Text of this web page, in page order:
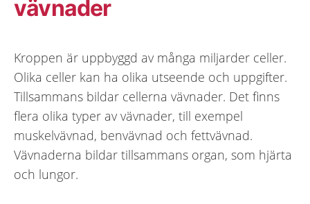
vävnader
Kroppen är uppbyggd av många miljarder celler.
Olika celler kan ha olika utseende och uppgifter.
Tillsammans bildar cellerna vävnader. Det finns
flera olika typer av vävnader, till exempel
muskelvävnad, benvävnad och fettvävnad.
Vävnaderna bildar tillsammans organ, som hjärta
och lungor.